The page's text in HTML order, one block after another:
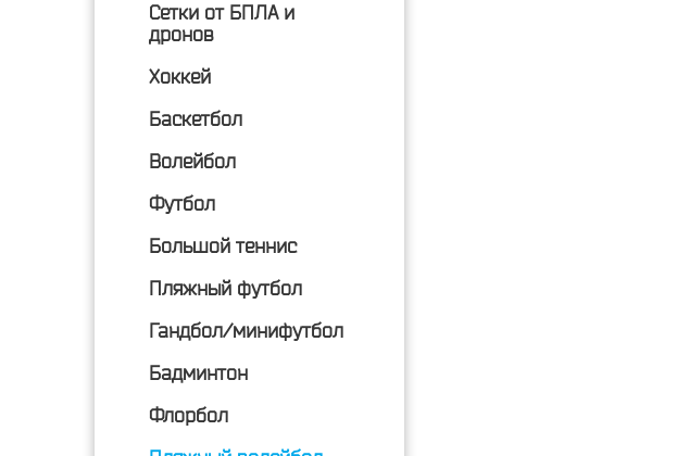
Сетки от БПЛА и
дронов
Хоккей
Баскетбол
Волейбол
Футбол
Большой теннис
Пляжный футбол
Гандбол/минифутбол
Бадминтон
Флорбол